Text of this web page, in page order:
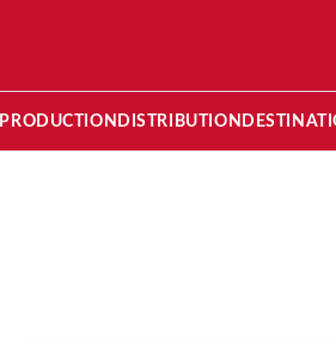
PRODUCTION DISTRIBUTION